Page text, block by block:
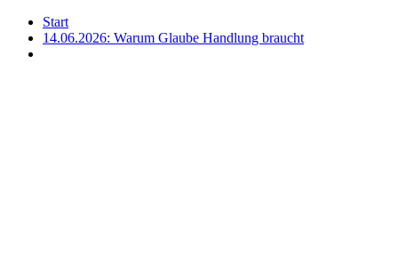
Start
14.06.2026: Warum Glaube Handlung braucht